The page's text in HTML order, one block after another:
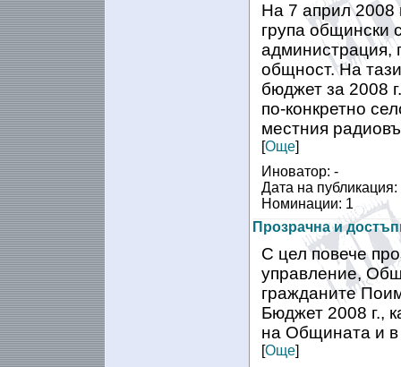
На 7 април 2008
група общински
администрация,
общност. На
бюджет за 2008
по-конкретно
местния
[Още]
Иноватор: -
Дата на
Номинации: 1
Прозрачна и
С цел повече
управление,
гражданите
Бюджет 2008 г.,
на Общината и в
[Още]